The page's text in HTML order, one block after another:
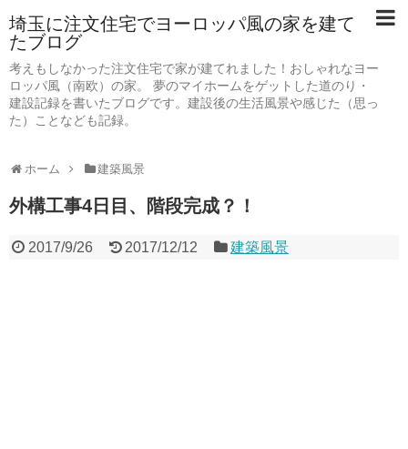
埼玉に注文住宅でヨーロッパ風の家を建て
たブログ
考えもしなかった注文住宅で家が建てれました！おしゃれなヨー
ロッパ風（南欧）の家。 夢のマイホームをゲットした道のり・
建設記録を書いたブログです。建設後の生活風景や感じた（思っ
た）ことなども記録。
ホーム 建築風景
外構工事4日目、階段完成？！
2017/9/26 2017/12/12 建築風景